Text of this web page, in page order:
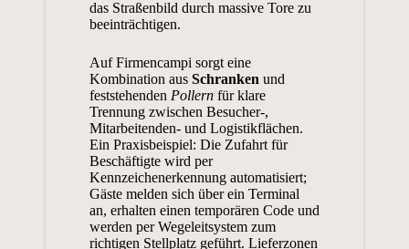
das Straßenbild durch massive Tore zu
beeinträchtigen.
Auf Firmencampi sorgt eine
Kombination aus Schranken und
feststehenden Pollernfür klare
Trennung zwischen Besucher-,
Mitarbeitenden- und Logistikflächen.
Ein Praxisbeispiel: Die Zufahrt für
Beschäftigte wird per
Kennzeichenerkennung automatisiert;
Gäste melden sich über ein Terminal
an, erhalten einen temporären Code und
werden per Wegeleitsystem zum
richtigen Stellplatz geführt. Lieferzonen